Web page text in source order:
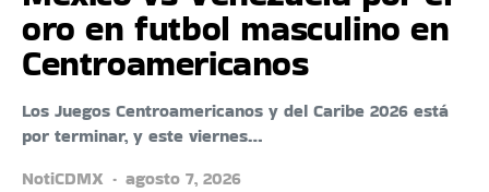
oro en futbol masculino en
Centroamericanos
Los Juegos Centroamericanos y del Caribe 2026 está
por terminar, y este viernes…
NotiCDMX
agosto 7, 2026